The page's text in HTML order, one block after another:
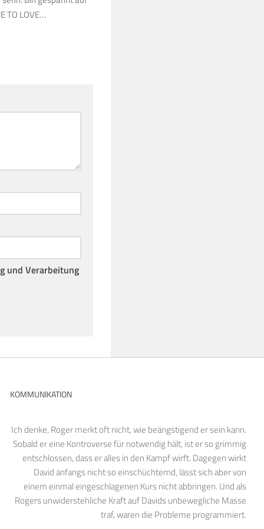
TO LOVE…
und Verarbeitung
KOMMUNIKATION
Ich denke, Roger merkt oft nicht, wie beängstigend er sein kann.
Sobald er eine Kontroverse für notwendig hält, ist er so grimmig
entschlossen, dass er alles in den Kampf wirft. Dagegen wirkt
David anfangs nicht so einschüchternd, lässt sich aber von
einem einmal eingeschlagenen Kurs nicht abbringen. Und als
Rogers unwiderstehliche Kraft auf Davids unbewegliche Masse
traf, waren die Probleme programmiert.